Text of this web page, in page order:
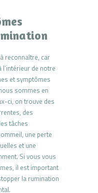
reconnaître, car
de notre
et symptômes
sommes en
ci, on trouve des
des
tâches
une perte
et une
Si vous vous
il est important
la rumination